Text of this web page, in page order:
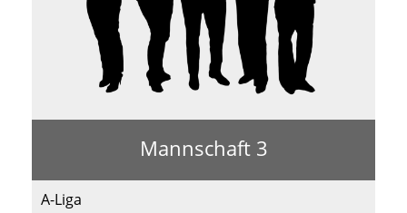
Mannschaft 3
A-Liga